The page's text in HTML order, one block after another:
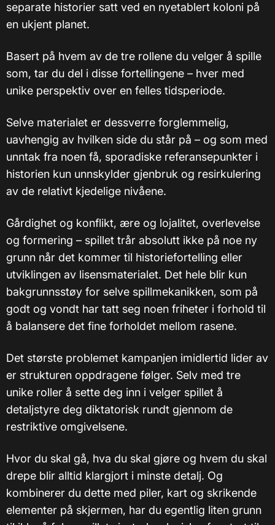
separate historier satt ved en nyetablert koloni på
en ukjent planet.
Basert på hvem av de tre rollene du velger å spille
som, tar du del i disse fortellingene – hver med
unike perspektiv over en felles tidsperiode.
Selve materialet er dessverre forglemmelig,
uavhengig av hvilken side du står på – og som med
unntak fra noen få, sporadiske referansepunkter i
historien kun unnskylder gjenbruk og resirkulering
av de relativt kjedelige nivåene.
Gårdighet og konflikt, ære og lojalitet, overlevelse
og formering – spillet trår absolutt ikke på noe ny
grunn når det kommer til historiefortelling eller
utviklingen av lisensmaterialet. Det hele blir kun
bakgrunnsstøy for selve spillmekanikken, som på
godt og vondt har tatt seg noen friheter i forhold til
å balansere det fine forholdet mellom rasene.
Det største problemet kampanjen imidlertid lider av
er strukturen oppdragene følger. Selv med tre
unike roller å sette deg inn i velger spillet å
detaljstyre deg diktatorisk rundt gjennom de
restriktive omgivelsene.
Hvor du skal gå, hva du skal gjøre og hvem du skal
drepe blir alltid klargjort i minste detalj. Og
kombinerer du dette med piler, kart og skrikende
elementer på skjermen, har du egentlig liten grunn